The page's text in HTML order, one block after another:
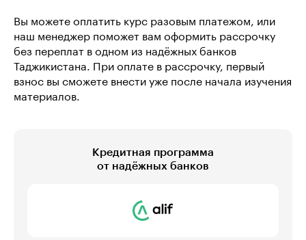
Вы можете оплатить курс разовым платежом, или
наш менеджер поможет вам оформить рассрочку
без переплат в одном из надёжных банков
Таджикистана. При оплате в рассрочку, первый
взнос вы сможете внести уже после начала изучения
материалов.
Кредитная программа
от надёжных банков